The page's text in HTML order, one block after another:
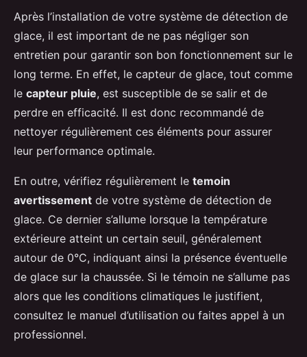
Après l’installation de votre système de détection de
glace, il est important de ne pas négliger son
entretien pour garantir son bon fonctionnement sur le
long terme. En effet, le capteur de glace, tout comme
le capteur pluie, est susceptible de se salir et de
perdre en efficacité. Il est donc recommandé de
nettoyer régulièrement ces éléments pour assurer
leur performance optimale.
En outre, vérifiez régulièrement le temoin
avertissement de votre système de détection de
glace. Ce dernier s’allume lorsque la température
extérieure atteint un certain seuil, généralement
autour de 0°C, indiquant ainsi la présence éventuelle
de glace sur la chaussée. Si le témoin ne s’allume pas
alors que les conditions climatiques le justifient,
consultez le manuel d’utilisation ou faites appel à un
professionnel.